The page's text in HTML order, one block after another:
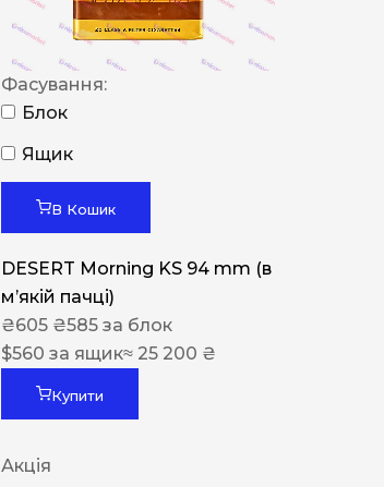
Фасування:
Блок
Ящик
В Кошик
DESERT Morning KS 94 mm (в
мʼякій пачці)
₴605 ₴585 за блок
$560 за ящик≈ 25 200 ₴
Купити
Акція